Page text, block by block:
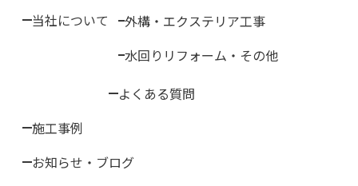
当社について
外構・エクステリア工事
水回りリフォーム・その他
よくある質問
施工事例
お知らせ・ブログ